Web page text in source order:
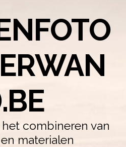
combineren van
materialen